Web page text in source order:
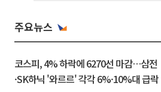
주요뉴스
코스피, 4% 하락에 6270선 마감…삼전
·SK하닉 '와르르' 각각 6%·10%대 급락